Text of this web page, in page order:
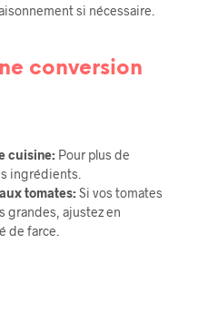
si nécessaire.
conversion
cuisine:Pour plus de
ingrédients.
tomates:Si vos tomates
grandes, ajustez en
de farce.